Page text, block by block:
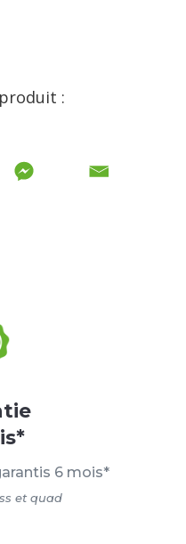
:
6 mois*
et quad